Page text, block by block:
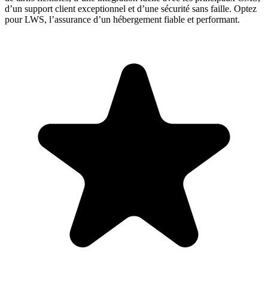
d’un support client exceptionnel et d’une sécurité sans faille. Optez
pour LWS, l’assurance d’un hébergement fiable et performant.